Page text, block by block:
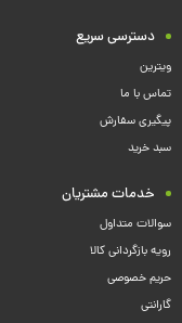
دسترسی سریع
ویترین
تماس با ما
پیگیری سفارش
سبد خرید
خدمات مشتریان
سوالات متداول
رویه بازگردانی کالا
حریم خصوصی
گارانتی